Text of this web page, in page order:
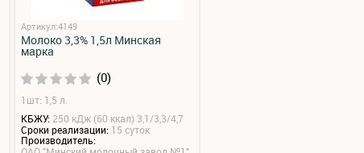
Артикул:4149
Молоко 3,3% 1,5л Минская
марка
(0)
1шт: 1,5 л.
КБЖУ: 250 кДж (60 ккал) 3,1/3,3/4,7
Сроки реализации: 15 суток
Производитель: